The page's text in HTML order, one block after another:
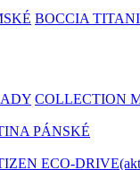
BOCCIA
COLLECTION
PÁNSKÉ
ECO-DRIVE